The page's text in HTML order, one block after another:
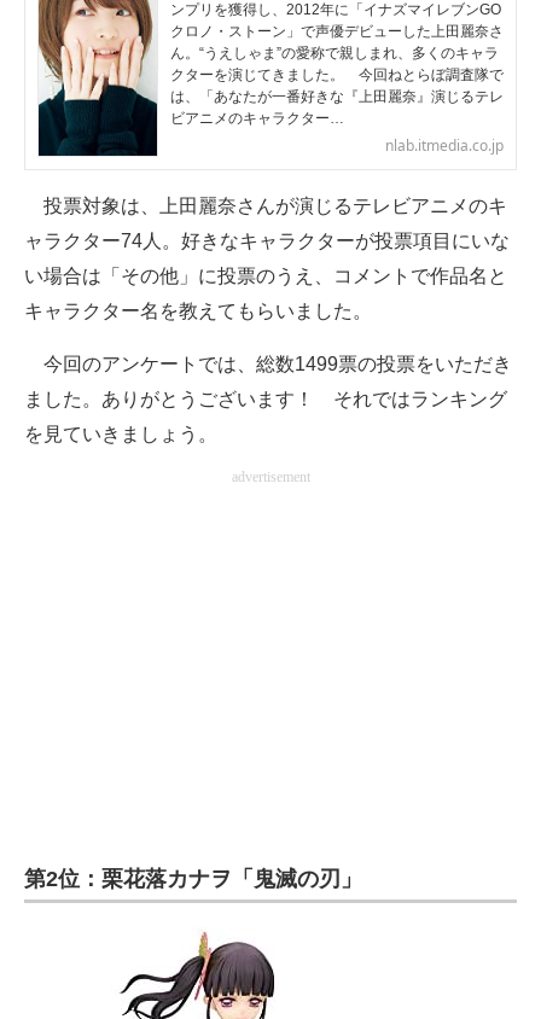
マーケ×ITの今がよく分かる
ITエンジニア向け専門サイト
企業向けIT製品の総合サイト
製造業のIT導入・活用を支援
モノづくり技術者専門サイト
エネルギーの専門メディア
ンプリを獲得し、2012年に「イナズマイレブンGO
クロノ・ストーン」で声優デビューした上田麗奈さ
ん。“うえしゃま”の愛称で親しまれ、多くのキャラ
クターを演じてきました。 今回ねとらぼ調査隊で
は、「あなたが一番好きな『上田麗奈』演じるテレ
ビアニメのキャラクター…
nlab.itmedia.co.jp
投票対象は、上田麗奈さんが演じるテレビアニメのキ
ャラクター74人。好きなキャラクターが投票項目にいな
い場合は「その他」に投票のうえ、コメントで作品名と
キャラクター名を教えてもらいました。
今回のアンケートでは、総数1499票の投票をいただき
ました。ありがとうございます！ それではランキング
を見ていきましょう。
advertisement
第2位：栗花落カナヲ「鬼滅の刃」